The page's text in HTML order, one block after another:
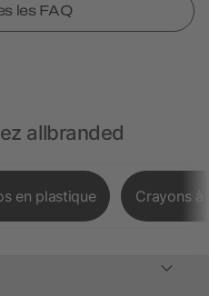
les FAQ
allbranded
en plastique Crayons à